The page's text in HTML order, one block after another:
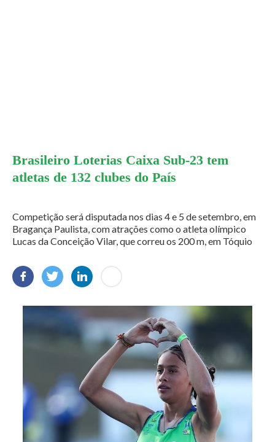
Brasileiro Loterias Caixa Sub-23 tem
atletas de 132 clubes do País
Competição será disputada nos dias 4 e 5 de setembro, em
Bragança Paulista, com atrações como o atleta olímpico
Lucas da Conceição Vilar, que correu os 200 m, em Tóquio